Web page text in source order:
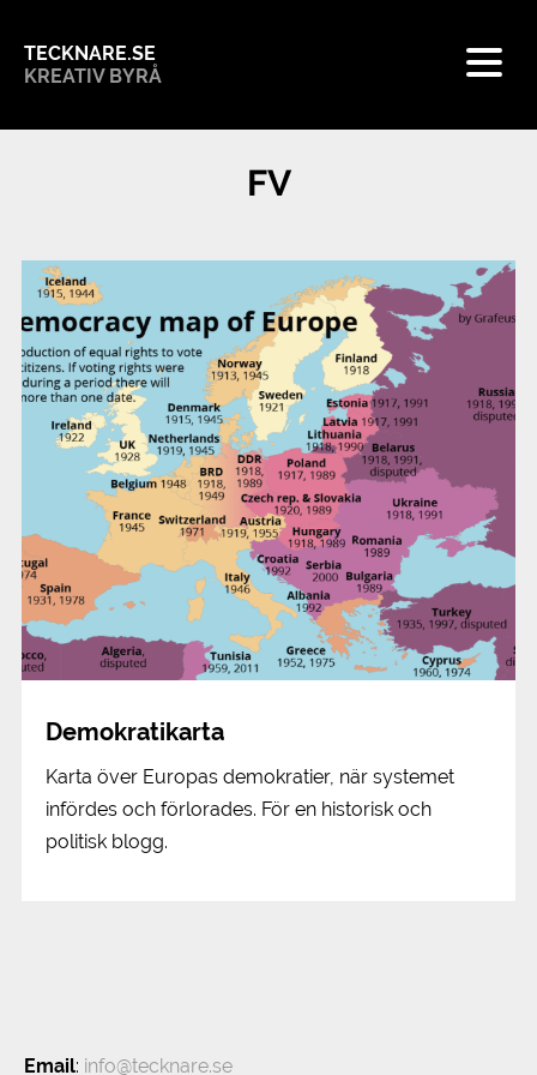
TECKNARE.SE
KREATIV BYRÅ
FV
Demokratikarta
Karta över Europas demokratier, när systemet
infördes och förlorades. För en historisk och
politisk blogg.
Email: info@tecknare.se